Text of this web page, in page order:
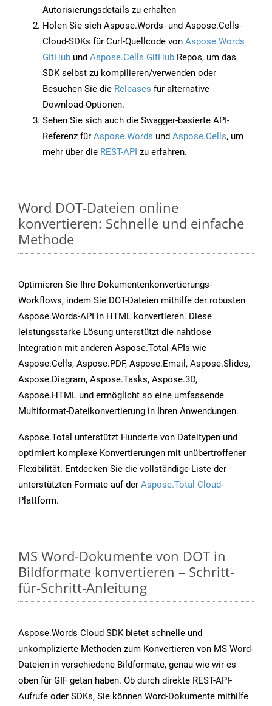
Autorisierungsdetails zu erhalten
Holen Sie sich Aspose.Words- und Aspose.Cells-
Cloud-SDKs für Curl-Quellcode von Aspose.Words
GitHub und Aspose.Cells GitHub Repos, um das
SDK selbst zu kompilieren/verwenden oder
Besuchen Sie die Releases für alternative
Download-Optionen.
Sehen Sie sich auch die Swagger-basierte API-
Referenz für Aspose.Words und Aspose.Cells, um
mehr über die REST-API zu erfahren.
Word DOT-Dateien online
konvertieren: Schnelle und einfache
Methode
Optimieren Sie Ihre Dokumentenkonvertierungs-
Workflows, indem Sie DOT-Dateien mithilfe der robusten
Aspose.Words-API in HTML konvertieren. Diese
leistungsstarke Lösung unterstützt die nahtlose
Integration mit anderen Aspose.Total-APIs wie
Aspose.Cells, Aspose.PDF, Aspose.Email, Aspose.Slides,
Aspose.Diagram, Aspose.Tasks, Aspose.3D,
Aspose.HTML und ermöglicht so eine umfassende
Multiformat-Dateikonvertierung in Ihren Anwendungen.
Aspose.Total unterstützt Hunderte von Dateitypen und
optimiert komplexe Konvertierungen mit unübertroffener
Flexibilität. Entdecken Sie die vollständige Liste der
unterstützten Formate auf der Aspose.Total Cloud-
Plattform.
MS Word-Dokumente von DOT in
Bildformate konvertieren – Schritt-
für-Schritt-Anleitung
Aspose.Words Cloud SDK bietet schnelle und
unkomplizierte Methoden zum Konvertieren von MS Word-
Dateien in verschiedene Bildformate, genau wie wir es
oben für GIF getan haben. Ob durch direkte REST-API-
Aufrufe oder SDKs, Sie können Word-Dokumente mithilfe